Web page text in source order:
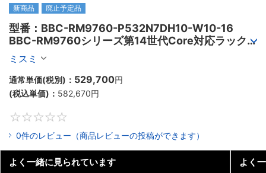
新商品 廃止予定品
型番：BBC-RM9760-P532N7DH10-W10-16
BBC-RM9760シリーズ第14世代Core対応ラック
マウント3PCIe
ミスミ
通常単価(税別)： 529,700円
(税込単価)： 582,670円
0件のレビュー（商品レビューの投稿ができます）
よく一緒に見られています よく